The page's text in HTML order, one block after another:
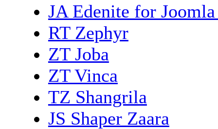
JA Edenite for
RT Zephyr
ZT Joba
ZT Vinca
TZ Shangrila
JS Shaper Zaara